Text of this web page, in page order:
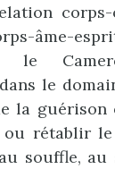
âme-
le
le
la guérison
rétablir
souffle, au